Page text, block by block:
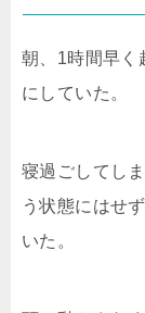
朝、1時間早く
にしていた。
寝過ごしてし
う状態にはせ
いた。